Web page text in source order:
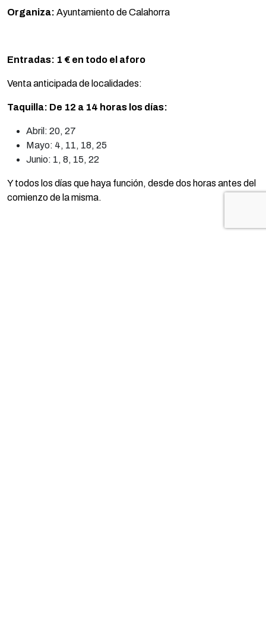
Organiza: Ayuntamiento de Calahorra
Entradas: 1 € en todo el aforo
Venta anticipada de localidades:
Taquilla: De 12 a 14 horas los días:
Abril: 20, 27
Mayo: 4, 11, 18, 25
Junio: 1, 8, 15, 22
Y todos los días que haya función, desde dos horas antes del
comienzo de la misma.